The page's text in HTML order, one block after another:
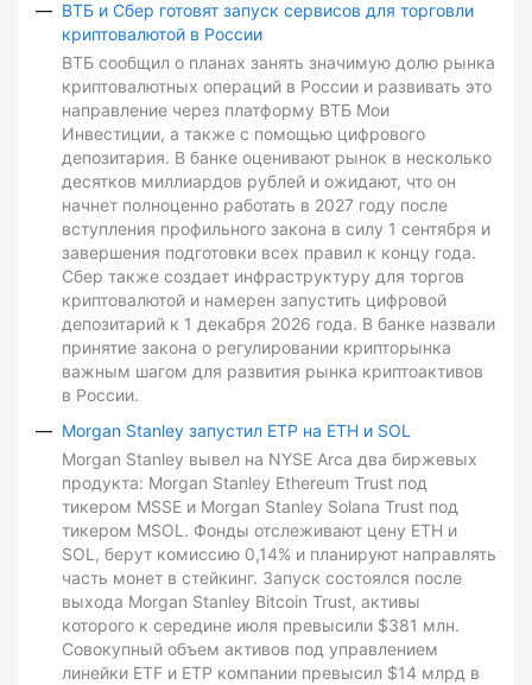
ВТБ и Сбер готовят запуск сервисов для торговли
криптовалютой в России
ВТБ сообщил о планах занять значимую долю рынка
криптовалютных операций в России и развивать это
направление через платформу ВТБ Мои
Инвестиции, а также с помощью цифрового
депозитария. В банке оценивают рынок в несколько
десятков миллиардов рублей и ожидают, что он
начнет полноценно работать в 2027 году после
вступления профильного закона в силу 1 сентября и
завершения подготовки всех правил к концу года.
Сбер также создает инфраструктуру для торгов
криптовалютой и намерен запустить цифровой
депозитарий к 1 декабря 2026 года. В банке назвали
принятие закона о регулировании крипторынка
важным шагом для развития рынка криптоактивов
в России.
Morgan Stanley запустил ETP на ETH и SOL
Morgan Stanley вывел на NYSE Arca два биржевых
продукта: Morgan Stanley Ethereum Trust под
тикером MSSE и Morgan Stanley Solana Trust под
тикером MSOL. Фонды отслеживают цену ETH и
SOL, берут комиссию 0,14% и планируют направлять
часть монет в стейкинг. Запуск состоялся после
выхода Morgan Stanley Bitcoin Trust, активы
которого к середине июля превысили $381 млн.
Совокупный объем активов под управлением
линейки ETF и ETP компании превысил $14 млрд в